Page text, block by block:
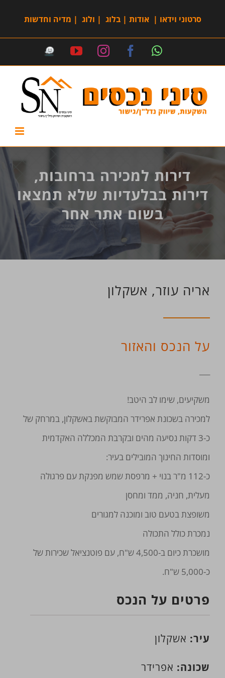
סרטוני וידאו |אודות |בלוג | ולוג | מדיה וחדשות
דירות למכירה ברחובות,
דירות בבלעדיות שלא תמצאו
בשום אתר אחר
אריה עוזר, אשקלון
על הנכס והאזור
משקיעים, שימו לב היטב!
למכירה בשכונת אפרידר המבוקשת באשקלון, במרחק של
כ-3 דקות נסיעה מהים ובקרבת המכללה האקדמית
ומוסדות החינוך המובילים בעיר:
כ-112 מ"ר בנוי + מרפסת שמש מפנקת עם פרגולה
מעלית, חניה, ממד ומחסן
משופצת בטעם טוב ומוכנה למגורים
נמכרת כולל התכולה
מושכרת כיום ב-4,500 ש"ח, עם פוטנציאל שכירות של
כ-5,000 ש"ח.
פרטים על הנכס
עיר: אשקלון
שכונה: אפרידר